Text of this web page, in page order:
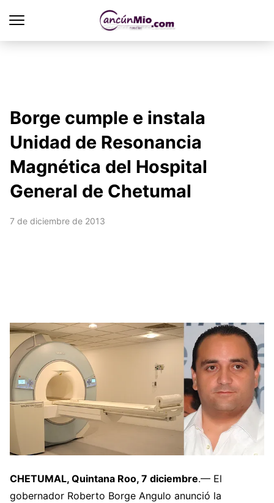
Borge cumple e instala
Unidad de Resonancia
Magnética del Hospital
General de Chetumal
7 de diciembre de 2013
CHETUMAL, Quintana Roo, 7 diciembre.— El
gobernador Roberto Borge Angulo anunció la